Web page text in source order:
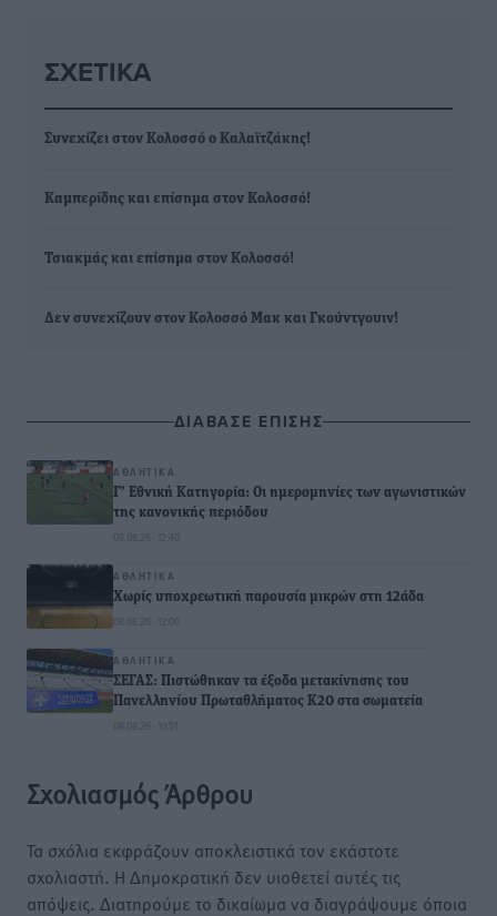
ΣΧΕΤΙΚΆ
Συνεχίζει στον Κολοσσό ο Καλαϊτζάκης!
Καμπερίδης και επίσημα στον Κολοσσό!
Τσιακμάς και επίσημα στον Κολοσσό!
Δεν συνεχίζουν στον Κολοσσό Μακ και Γκούντγουιν!
ΔΙΑΒΑΣΕ ΕΠΙΣΗΣ
ΑΘΛΗΤΙΚΆ
Γ’ Εθνική Κατηγορία: Οι ημερομηνίες των αγωνιστικών
της κανονικής περιόδου
08.08.26 · 12:40
ΑΘΛΗΤΙΚΆ
Χωρίς υποχρεωτική παρουσία μικρών στη 12άδα
08.08.26 · 12:00
ΑΘΛΗΤΙΚΆ
ΣΕΓΑΣ: Πιστώθηκαν τα έξοδα μετακίνησης του
Πανελληνίου Πρωταθλήματος Κ20 στα σωματεία
08.08.26 · 10:51
Σχολιασμός Άρθρου
Τα σχόλια εκφράζουν αποκλειστικά τον εκάστοτε
σχολιαστή. Η Δημοκρατική δεν υιοθετεί αυτές τις
απόψεις. Διατηρούμε το δικαίωμα να διαγράψουμε όποια